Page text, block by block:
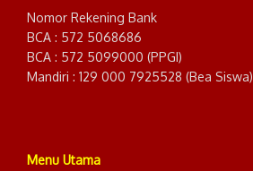
Nomor Rekening Bank
BCA : 572 5068686
BCA : 572 5099000 (PPGI)
Mandiri : 129 000 7925528 (Bea Siswa)
Menu Utama